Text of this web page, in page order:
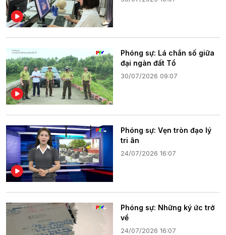
Phóng sự: Lá chắn số giữa
đại ngàn đất Tổ
30/07/2026 09:07
Phóng sự: Vẹn tròn đạo lý
tri ân
24/07/2026 16:07
Phóng sự: Những ký ức trở
về
24/07/2026 16:07